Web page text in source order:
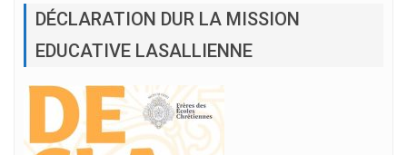
DÉCLARATION DUR LA MISSION
EDUCATIVE LASALLIENNE